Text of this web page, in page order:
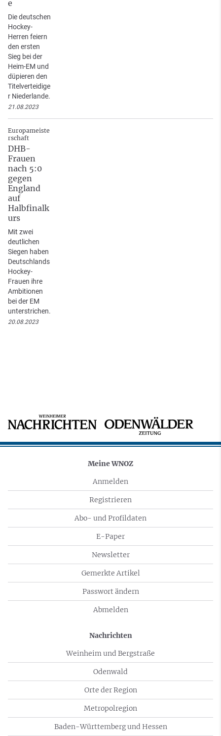
e
Die deutschen
Hockey-
Herren feiern
den ersten
Sieg bei der
Heim-EM und
düpieren den
Titelverteidige
r Niederlande.
21.08.2023
Europameiste
rschaft
DHB-
Frauen
nach 5:0
gegen
England
auf
Halbfinalk
urs
Mit zwei
deutlichen
Siegen haben
Deutschlands
Hockey-
Frauen ihre
Ambitionen
bei der EM
unterstrichen.
20.08.2023
Meine WNOZ
Anmelden
Registrieren
Abo- und Profildaten
E-Paper
Newsletter
Gemerkte Artikel
Passwort ändern
Abmelden
Nachrichten
Weinheim und Bergstraße
Odenwald
Orte der Region
Metropolregion
Baden-Württemberg und Hessen